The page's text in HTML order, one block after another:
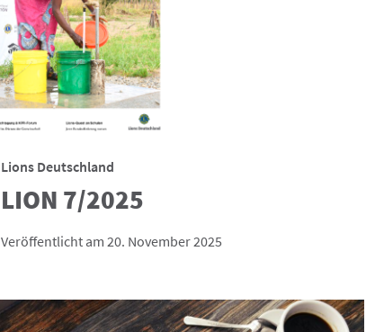
Lions Deutschland
LION 7/2025
Veröffentlicht am 20. November 2025